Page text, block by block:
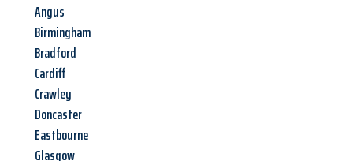
Angus
Birmingham
Bradford
Cardiff
Crawley
Doncaster
Eastbourne
Glasgow